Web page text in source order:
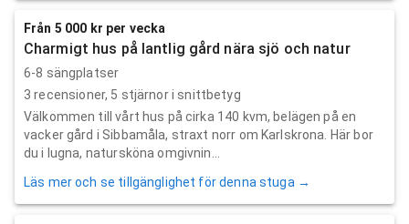
Från 5 000 kr per vecka
Charmigt hus på lantlig gård nära sjö och natur
6-8 sängplatser
3 recensioner, 5 stjärnor i snittbetyg
Välkommen till vårt hus på cirka 140 kvm, belägen på en
vacker gård i Sibbamåla, straxt norr om Karlskrona. Här bor
du i lugna, natursköna omgivnin...
Läs mer och se tillgänglighet för denna stuga →